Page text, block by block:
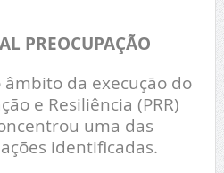
PREOCUPAÇÃO
da execução do
e Resiliência (PRR)
uma das
identificadas.